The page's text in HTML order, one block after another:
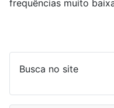
frequências muito
Busca no site